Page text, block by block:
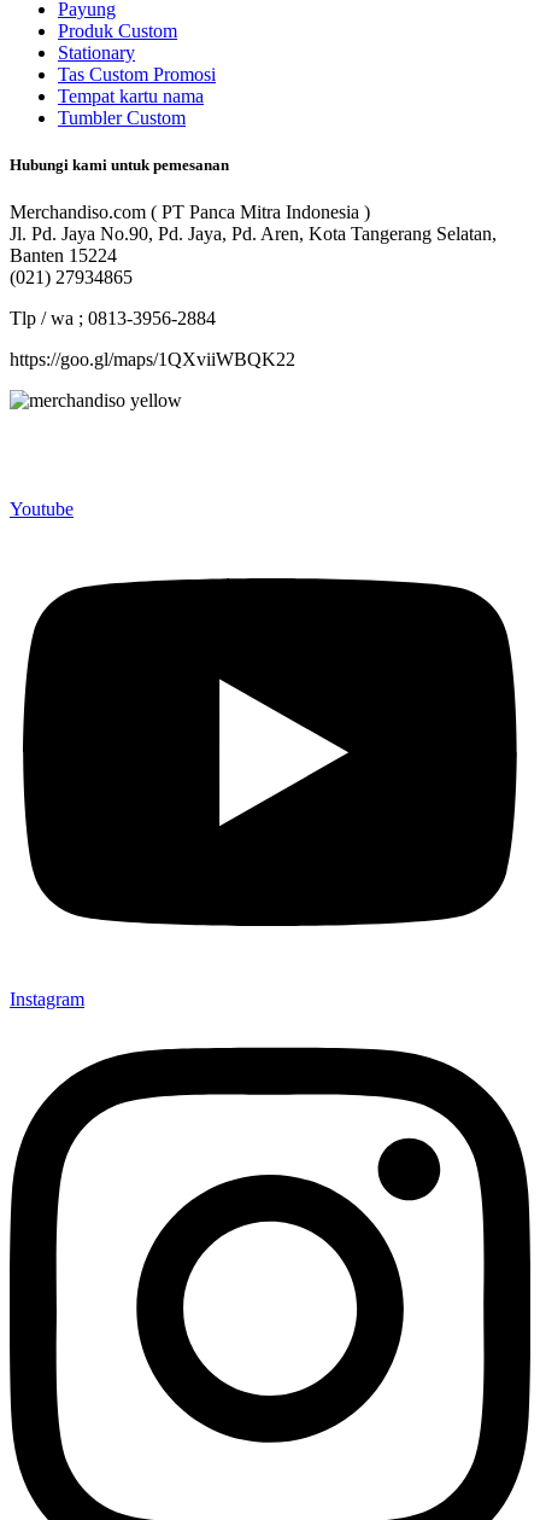
Payung
Produk Custom
Stationary
Tas Custom Promosi
Tempat kartu nama
Tumbler Custom
Hubungi kami untuk pemesanan
Merchandiso.com ( PT Panca Mitra Indonesia )
Jl. Pd. Jaya No.90, Pd. Jaya, Pd. Aren, Kota Tangerang Selatan,
Banten 15224
(021) 27934865
Tlp / wa ; 0813-3956-2884
https://goo.gl/maps/1QXviiWBQK22
Youtube
Instagram